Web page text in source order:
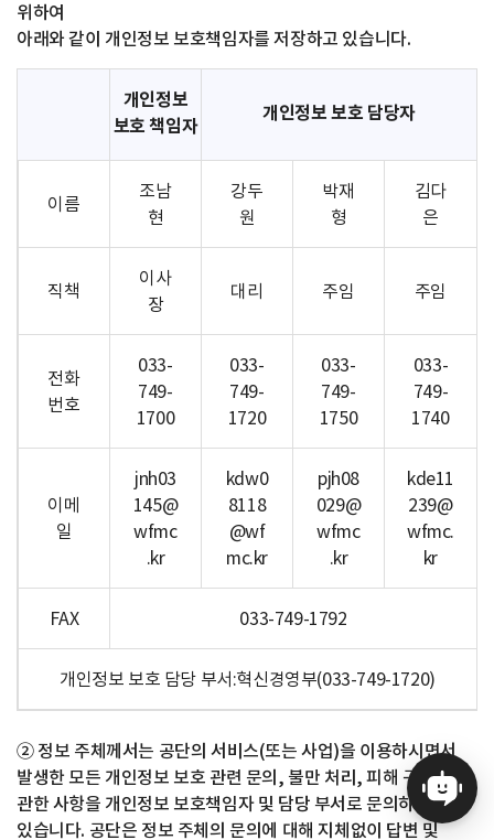
위하여
아래와 같이 개인정보 보호책임자를 저장하고 있습니다.
개인정보
보호 책임자
개인정보 보호 담당자
이름
조남
현
강두
원
박재
형
김다
은
직책
이사
장
대리 주임 주임
전화
번호
033-
749-
1700
033-
749-
1720
033-
749-
1750
033-
749-
1740
이메
일
jnh03
145@
wfmc
.kr
kdw0
8118
@wf
mc.kr
pjh08
029@
wfmc
.kr
kde11
239@
wfmc.
kr
FAX 033-749-1792
개인정보 보호 담당 부서:혁신경영부(033-749-1720)
② 정보 주체께서는 공단의 서비스(또는 사업)을 이용하시면서
발생한 모든 개인정보 보호 관련 문의, 불만 처리, 피해 구제 등에
관한 사항을 개인정보 보호책임자 및 담당 부서로 문의하실 수
있습니다. 공단은 정보 주체의 문의에 대해 지체없이 답변 및